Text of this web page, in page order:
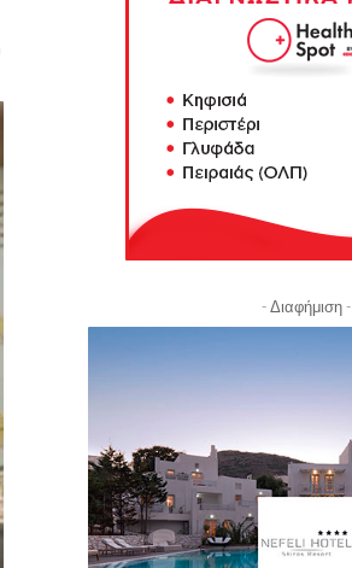
- Διαφήμιση -